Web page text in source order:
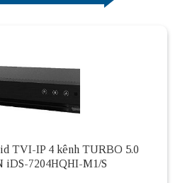
TVI-IP 4 kênh TURBO 5.0
iDS-7204HQHI-M1/S